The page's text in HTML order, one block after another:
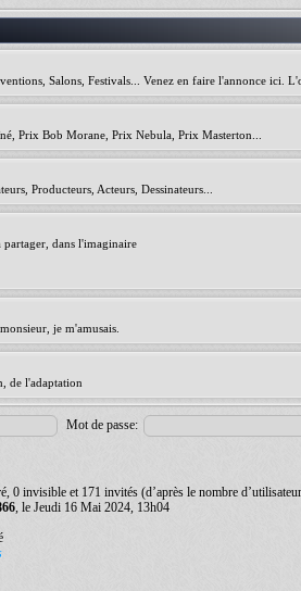
Salons, Festivals... Venez en faire l'annonce ici.
Prix Bob Morane, Prix Nebula, Prix Masterton...
Producteurs, Acteurs, Dessinateurs...
partager, dans l'imaginaire
je m'amusais.
de l'adaptation
Mot de passe:
0 invisible et 171 invités (d’après le nombre
, le Jeudi 16 Mai 2024, 13h04